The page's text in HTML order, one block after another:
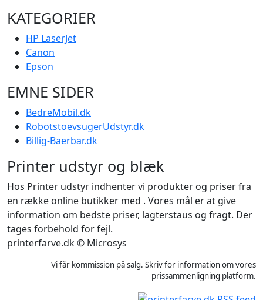
KATEGORIER
HP LaserJet
Canon
Epson
EMNE SIDER
BedreMobil.dk
RobotstoevsugerUdstyr.dk
Billig-Baerbar.dk
Printer udstyr og blæk
Hos Printer udstyr indhenter vi produkter og priser fra
en række online butikker med . Vores mål er at give
information om bedste priser, lagterstaus og fragt. Der
tages forbehold for fejl.
printerfarve.dk © Microsys
Vi får kommission på salg. Skriv for information om vores
prissammenligning platform.